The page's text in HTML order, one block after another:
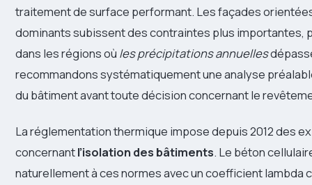
traitement de surface performant. Les façades
dominants subissent des contraintes plus importantes,
dans les régions où les précipitations annuelles
recommandons systématiquement une analyse
du bâtiment avant toute décision concernant le
La réglementation thermique impose depuis 2012 des
concernantl’isolation des bâtiments. Le béton
naturellement à ces normes avec un coefficient lambda